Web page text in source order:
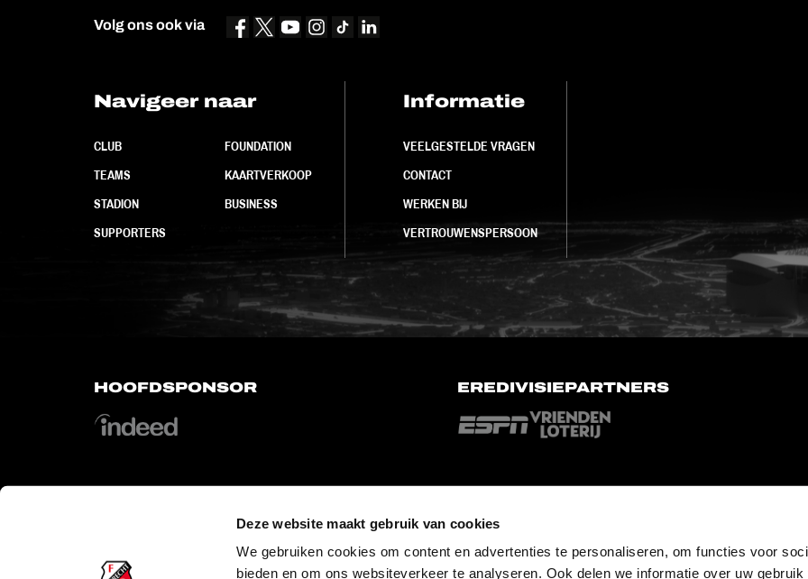
Deze website maakt gebruik van cookies
We gebruiken cookies om content en advertenties te personaliseren, om functies voor
bieden en om ons websiteverkeer te analyseren. Ook delen we informatie over uw
Volg ons ook via
Navigeer naar
CLUB
TEAMS
STADION
SUPPORTERS
FOUNDATION
KAARTVERKOOP
BUSINESS
Informatie
VEELGESTELDE VRAGEN
CONTACT
WERKEN BIJ
VERTROUWENSPERSOON
HOOFDSPONSOR EREDIVISIEPARTNERS
OFFICIAL PARTNERS